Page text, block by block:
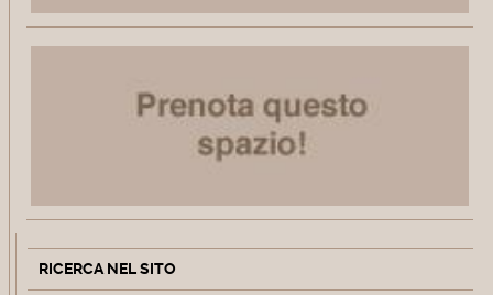
RICERCA NEL SITO